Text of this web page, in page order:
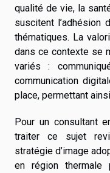
qualité de vie, la
suscitent l’adhésion
thématiques. La
dans ce contexte se
variés :
communication
place, permettant
Pour un consultant
traiter ce sujet
stratégie d’image
en région thermale